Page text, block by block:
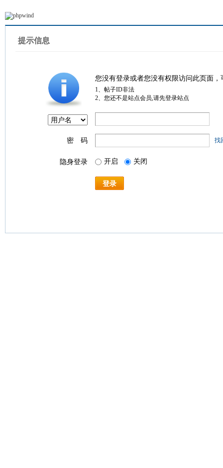
提示信息
您没有登录或者您没有权限访问此页面
1、帖子ID非法
2、您还不是站点会员,请先登录站点
密 码 找
隐身登录 开启 关闭
登录